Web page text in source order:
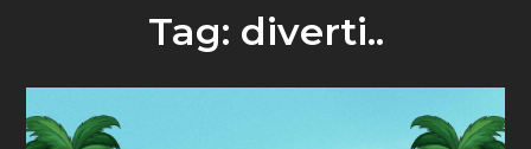
Tag: diverti..